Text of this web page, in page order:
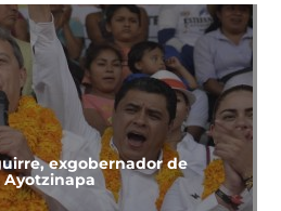
exgobernador de
Ayotzinapa